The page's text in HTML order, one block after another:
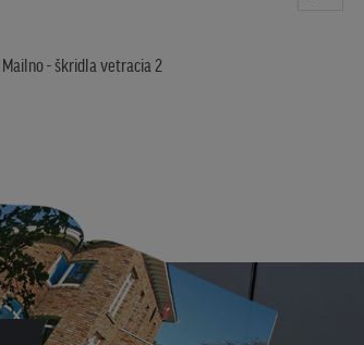
Mailno - škridla vetracia 2